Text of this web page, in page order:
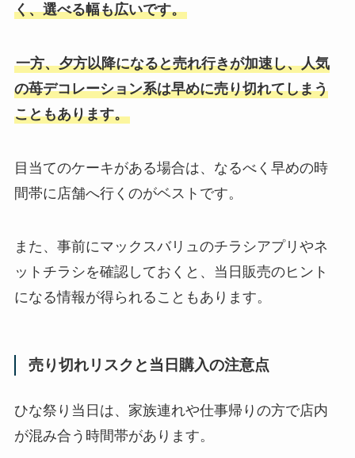
く、選べる幅も広いです。
一方、夕方以降になると売れ行きが加速し、人気
の苺デコレーション系は早めに売り切れてしまう
こともあります。
目当てのケーキがある場合は、なるべく早めの時
間帯に店舗へ行くのがベストです。
また、事前にマックスバリュのチラシアプリやネ
ットチラシを確認しておくと、当日販売のヒント
になる情報が得られることもあります。
売り切れリスクと当日購入の注意点
ひな祭り当日は、家族連れや仕事帰りの方で店内
が混み合う時間帯があります。